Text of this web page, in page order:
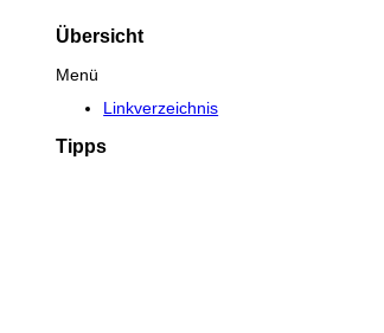
Übersicht
Menü
Linkverzeichnis
Tipps